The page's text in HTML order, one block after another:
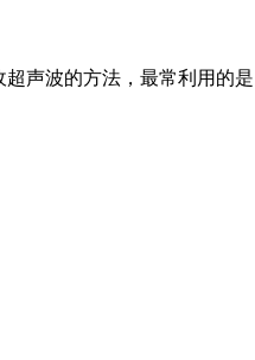
声波的方法，最常利用的是